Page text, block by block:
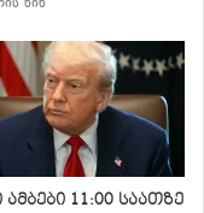
წინ
11:00 საათზე